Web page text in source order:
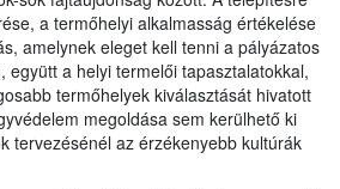
a termőhelyi alkalmasság értékelése
amelynek eleget kell tenni a pályázatos
együtt a helyi termelői tapasztalatokkal,
termőhelyek kiválasztását hivatott
megoldása sem kerülhető ki
tervezésénél az érzékenyebb kultúrák